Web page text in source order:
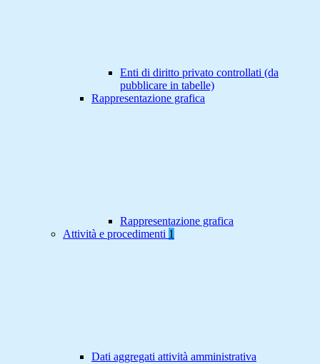
Enti di diritto privato controllati (da
pubblicare in tabelle)
Rappresentazione grafica
Rappresentazione grafica
Attività e procedimenti 1
Dati aggregati attività amministrativa